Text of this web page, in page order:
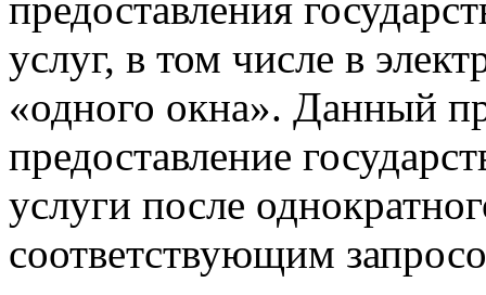
предоставления
услуг, в том числе в
«одного окна». Данный
предоставление
услуги после
соответствующим